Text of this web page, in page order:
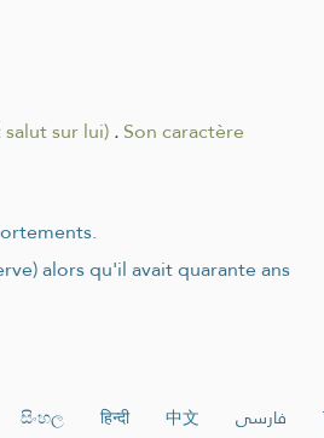
sur lui).Son caractère
alors qu'il avait quarante ans
සිංහල हिन्दी 中文 فارسی